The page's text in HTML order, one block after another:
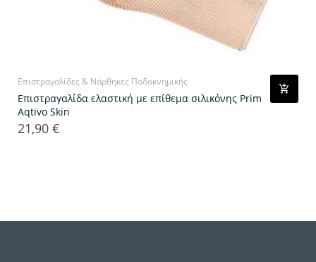
Επιστραγαλίδες & Νάρθηκες Ποδοκνημικής
Επιστραγαλίδα ελαστική με επίθεμα σιλικόνης Prim
Aqtivo Skin
Τιμή
21,90 €